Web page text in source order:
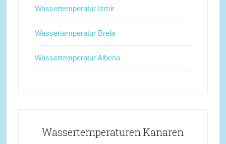
Wassertemperatur Izmir
Wassertemperatur Brela
Wassertemperatur Albena
Wassertemperaturen Kanaren